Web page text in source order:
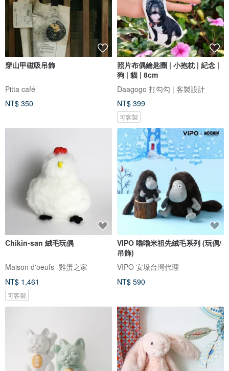
穿山甲磁吸吊飾
Pitta café
NT$ 350
照片布偶鑰匙圈 | 小抱枕 | 紀念 |
狗 | 貓 | 8cm
Daagogo 打勾勾 | 客製設計
NT$ 399
可客製
Chikin-san 絨毛玩偶
Maison d'oeufs -雞蛋之家-
NT$ 1,461
可客製
VIPO 嚕嚕米祖先絨毛系列 (玩偶/
吊飾)
VIPO 安垛台灣代理
NT$ 590